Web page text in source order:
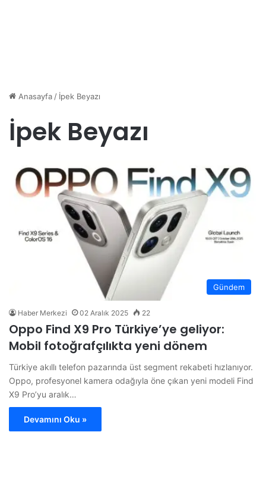
Anasayfa/ İpek Beyazı
İpek Beyazı
Gündem
Haber Merkezi 02 Aralık 2025 22
Oppo Find X9 Pro Türkiye’ye geliyor:
Mobil fotoğrafçılıkta yeni dönem
Türkiye akıllı telefon pazarında üst segment rekabeti hızlanıyor.
Oppo, profesyonel kamera odağıyla öne çıkan yeni modeli Find
X9 Pro’yu aralık…
Devamını Oku »